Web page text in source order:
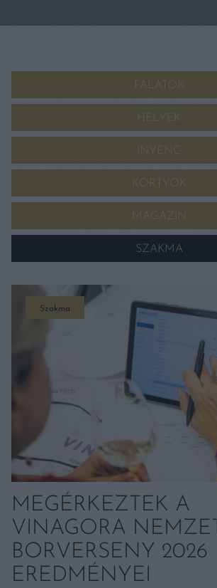
FALATOK
HELYEK
ÍNYENC
KORTYOK
MAGAZIN
SZAKMA
Szakma
MEGÉRKEZTEK A
VINAGORA
BORVERSENY 2026
EREDMÉNYEI